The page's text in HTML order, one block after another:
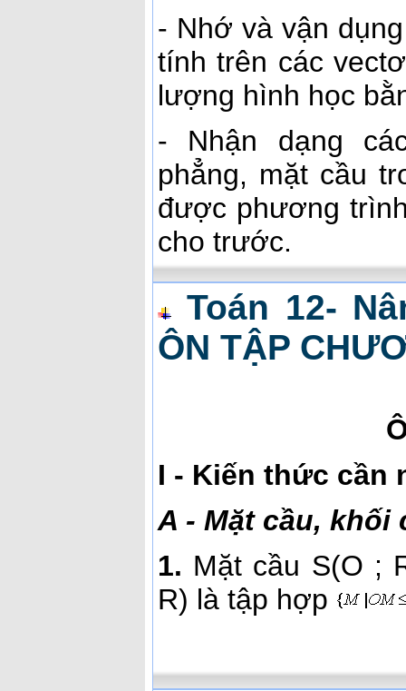
- Nhớ và vận
tính trên các
lượng hình học
- Nhận dạng
phẳng, mặt cầu
được phương
cho trước.
Toán 12-
ÔN TẬP
I - Kiến thức cần
A - Mặt cầu, khối
1. Mặt cầu S(O ;
R) là tập hợp